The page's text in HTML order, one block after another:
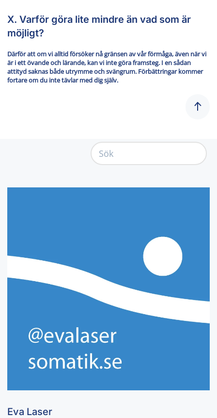
X. Varför göra lite mindre än vad som är
möjligt?
Därför att om vi alltid försöker nå gränsen av vår förmåga, även när vi
är i ett övande och lärande, kan vi inte göra framsteg. I en sådan
attityd saknas både utrymme och svängrum. Förbättringar kommer
fortare om du inte tävlar med dig själv.
Eva Laser